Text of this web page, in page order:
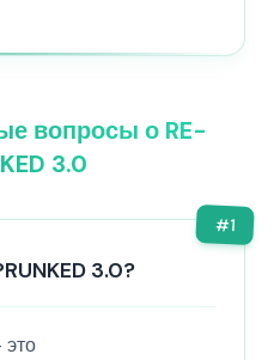
вопросы о RE-
3.0
#1
3.0?
это